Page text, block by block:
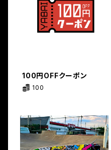
100円OFFクーポン
100